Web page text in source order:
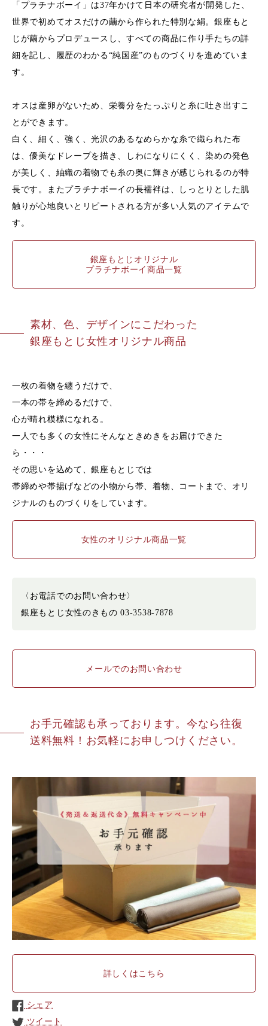
「プラチナボーイ」は37年かけて日本の研究者が開発した、
世界で初めてオスだけの繭から作られた特別な絹。銀座もと
じが繭からプロデュースし、すべての商品に作り手たちの詳
細を記し、履歴のわかる“純国産”のものづくりを進めていま
す。
オスは産卵がないため、栄養分をたっぷりと糸に吐き出すこ
とができます。
白く、細く、強く、光沢のあるなめらかな糸で織られた布
は、優美なドレープを描き、しわになりにくく、染めの発色
が美しく、紬織の着物でも糸の奥に輝きが感じられるのが特
長です。またプラチナボーイの長襦袢は、しっとりとした肌
触りが心地良いとリピートされる方が多い人気のアイテムで
す。
銀座もとじオリジナル
プラチナボーイ商品一覧
素材、色、デザインにこだわった
銀座もとじ女性オリジナル商品
一枚の着物を纏うだけで、
一本の帯を締めるだけで、
心が晴れ模様になれる。
一人でも多くの女性にそんなときめきをお届けできた
ら・・・
その思いを込めて、銀座もとじでは
帯締めや帯揚げなどの小物から帯、着物、コートまで、オリ
ジナルのものづくりをしています。
女性のオリジナル商品一覧
〈お電話でのお問い合わせ〉
銀座もとじ女性のきもの 03-3538-7878
メールでのお問い合わせ
お手元確認も承っております。今なら往復
送料無料！お気軽にお申しつけください。
詳しくはこちら
シェア
ツイート